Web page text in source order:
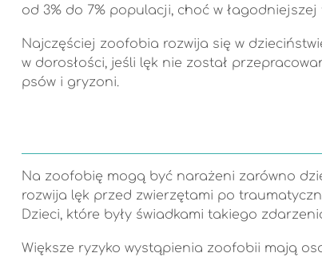
od 3% do 7% populacji, choć w
Najczęściej zoofobia rozwija się w
w dorosłości, jeśli lęk nie został
psów i gryzoni.
Na zoofobię mogą być narażeni zarówno
rozwija lęk przed zwierzętami po
Dzieci, które były świadkami takiego
Większe ryzyko wystąpienia zoofobii mają